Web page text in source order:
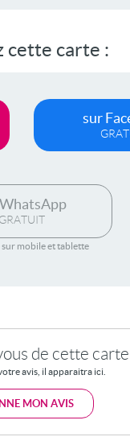
cette carte :
sur
GRATUIT
mobile et tablette
de cette carte
avis, il apparaitra ici.
MON AVIS